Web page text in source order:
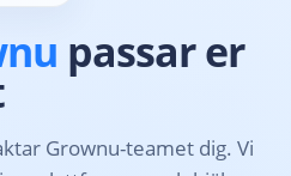
passar er
Grownu-teamet dig. Vi